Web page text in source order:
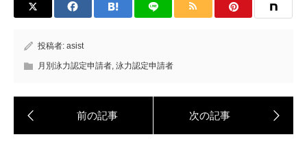
投稿者: asist
月別泳力認定申請者, 泳力認定申請者